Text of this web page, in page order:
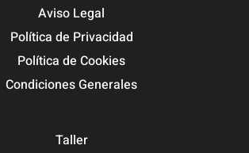
Aviso Legal
Política de Privacidad
Política de Cookies
Condiciones Generales
Taller